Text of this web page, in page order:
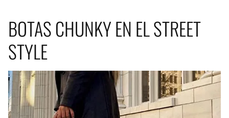
BOTAS CHUNKY EN EL STREET
STYLE